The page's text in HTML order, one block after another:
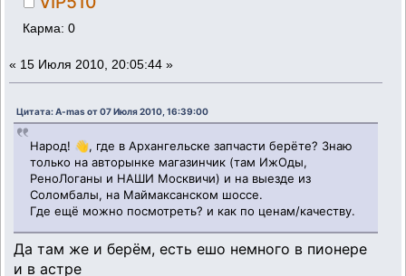
Карма: 0
« 15 Июля 2010, 20:05:44 »
Цитата: A-mas от 07 Июля 2010, 16:39:00
Народ! 👋, где в Архангельске запчасти берёте? Знаю
только на авторынке магазинчик (там ИжОды,
РеноЛоганы и НАШИ Москвичи) и на выезде из
Соломбалы, на Маймаксанском шоссе.
Где ещё можно посмотреть? и как по ценам/качеству.
Да там же и берём, есть ешо немного в пионере
и в астре